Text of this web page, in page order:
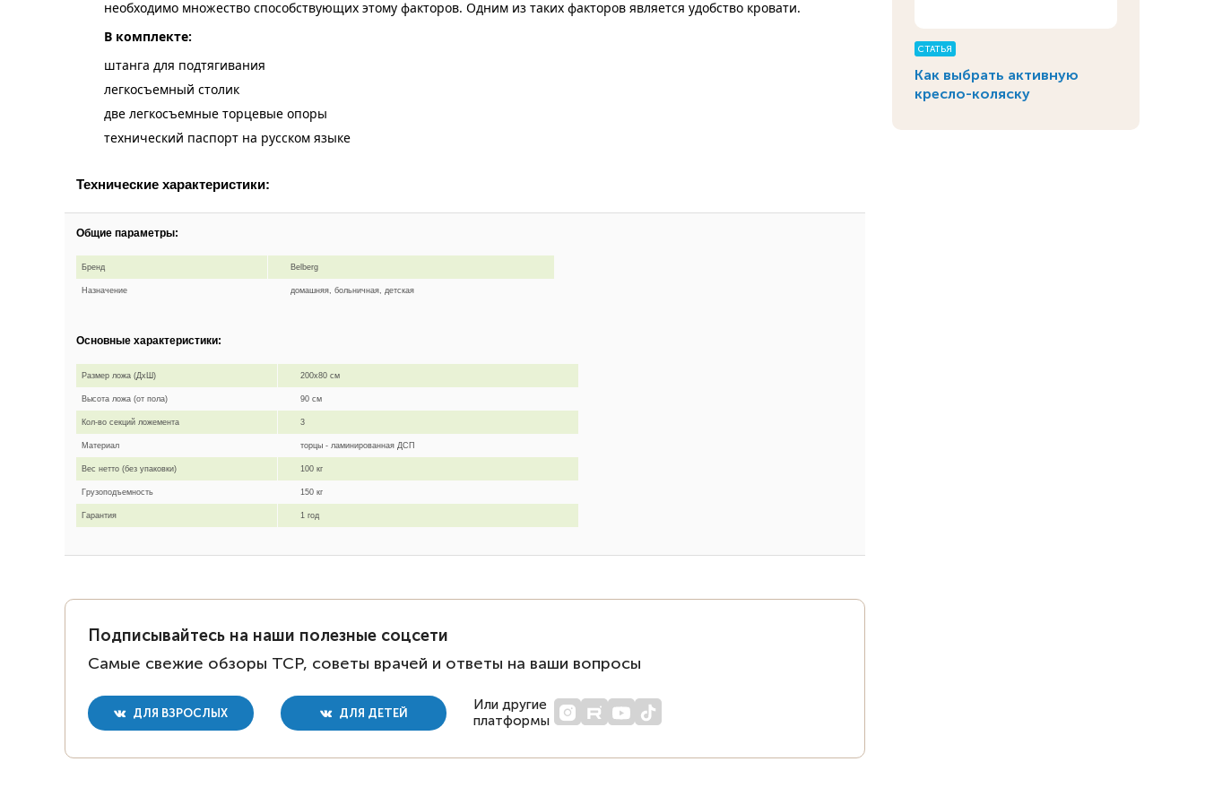
СТАТЬЯ
Как выбрать активную
кресло-коляску
необходимо множество способствующих этому факторов. Одним из таких факторов является удобство кровати.
В комплекте:
штанга для подтягивания
легкосъемный столик
две легкосъемные торцевые опоры
технический паспорт на русском языке
Технические характеристики:
Общие параметры:
Бренд Belberg
Назначение домашняя, больничная, детская
Основные характеристики:
Размер ложа (ДхШ) 200х80 см
Высота ложа (от пола) 90 см
Кол-во секций ложемента 3
Материал торцы - ламинированная ДСП
Вес нетто (без упаковки) 100 кг
Грузоподъемность 150 кг
Гарантия 1 год
Подписывайтесь на наши полезные соцсети
Самые свежие обзоры ТСР, советы врачей и ответы на ваши вопросы
ДЛЯ ВЗРОСЛЫХ ДЛЯ ДЕТЕЙ
Или другие
платформы